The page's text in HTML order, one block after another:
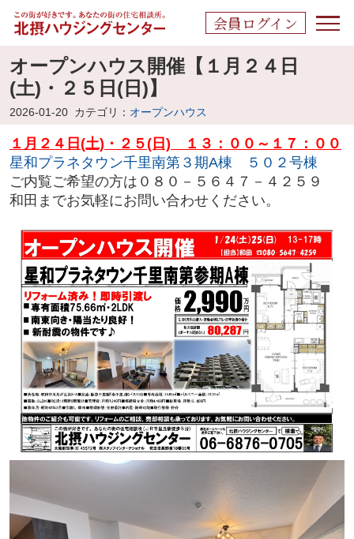
会員ログイン
オープンハウス開催【１月２４日
(土)・２５日(日)】
2026-01-20 カテゴリ： オープンハウス
１月２４日(土)・２５(日) １３：００～１７：００
星和プラネタウン千里南第３期A棟 ５０２号棟
ご内覧ご希望の方は０８０－５６４７－４２５９
和田までお気軽にお問い合わせください。